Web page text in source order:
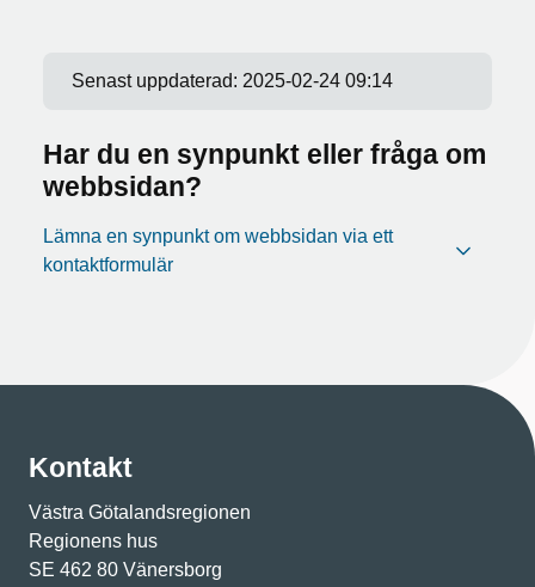
Senast uppdaterad: 2025-02-24 09:14
Har du en synpunkt eller fråga om
webbsidan?
Lämna en synpunkt om webbsidan via ett
kontaktformulär
Kontakt
Västra Götalandsregionen
Regionens hus
SE 462 80 Vänersborg